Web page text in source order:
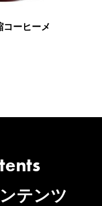
コーヒーメ
テンツ